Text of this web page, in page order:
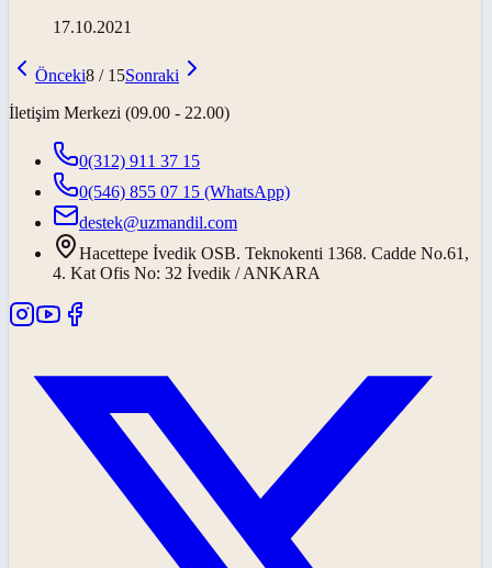
17.10.2021
Önceki8 / 15Sonraki
İletişim Merkezi (09.00 - 22.00)
0(312) 911 37 15
0(546) 855 07 15 (WhatsApp)
destek@uzmandil.com
Hacettepe İvedik OSB. Teknokenti 1368. Cadde No.61,
4. Kat Ofis No: 32 İvedik / ANKARA